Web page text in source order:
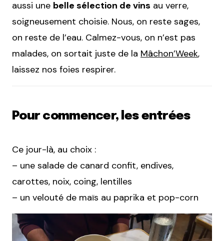
aussi une belle sélection de vins au verre,
soigneusement choisie. Nous, on reste sages,
on reste de l’eau. Calmez-vous, on n’est pas
malades, on sortait juste de la Mâchon’Week,
laissez nos foies respirer.
Pour commencer, les entrées
Ce jour-là, au choix :
– une salade de canard confit, endives,
carottes, noix, coing, lentilles
– un velouté de maïs au paprika et pop-corn